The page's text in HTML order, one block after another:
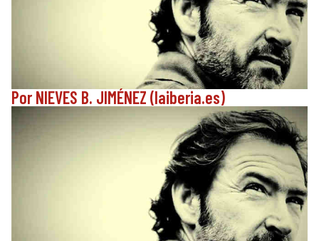
Por NIEVES B. JIMÉNEZ (laiberia.es)